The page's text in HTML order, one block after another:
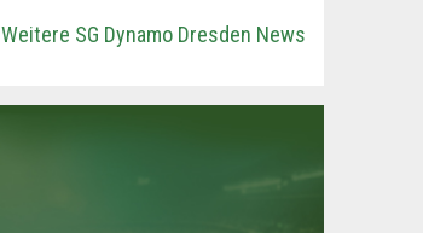
Weitere SG Dynamo Dresden News